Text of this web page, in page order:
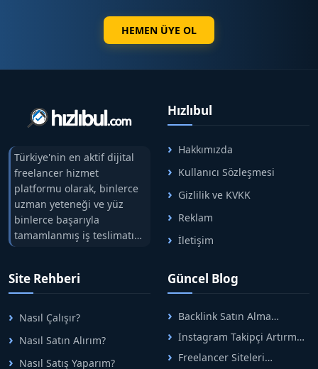
HEMEN ÜYE OL
Türkiye'nin en aktif dijital
freelancer hizmet
platformu olarak, binlerce
uzman yeteneği ve yüz
binlerce başarıyla
tamamlanmış iş teslimatını
tek çatıda buluşturuyoruz.
arasındaki süreci risksiz
alışveriş sistemi ile koruyan
ticaretin güvenli
adreslerinden birisidir.
Hızlıbul
Hakkımızda
Kullanıcı Sözleşmesi
Gizlilik ve KVKK
Reklam
İletişim
Site Rehberi
Nasıl Çalışır?
Nasıl Satın Alırım?
Nasıl Satış Yaparım?
Güncel Blog
Backlink Satın Alma
Rehberi: Güvenli SEO İçin
Doğru Adımlar
Instagram Takipçi Artırma
Yöntemleri: Organik Büyüme
Rehberi
Freelancer Siteleri